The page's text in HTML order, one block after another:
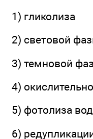
1) гликолиза
2) световой
3) темновой
4)
5) фотолиза
6)